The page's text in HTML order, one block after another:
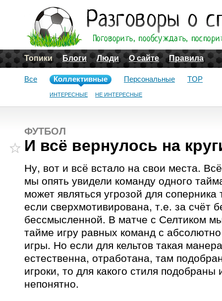
Топики Блоги Люди О сайте Правила
Все Коллективные
ИНТЕРЕСНЫЕ НЕ ИНТЕРЕСНЫЕ
Персональные TOP
ФУТБОЛ
И всё вернулось на
Ну, вот и всё встало на свои места.
мы опять увидели команду одного
может являться угрозой для
если сверхмотивирована, т.е. за счёт
бессмысленной. В матче с Селтиком
тайме игру равных команд с
игры. Но если для кельтов такая
естественна, отработана, там
игроки, то для какого стиля
непонятно.